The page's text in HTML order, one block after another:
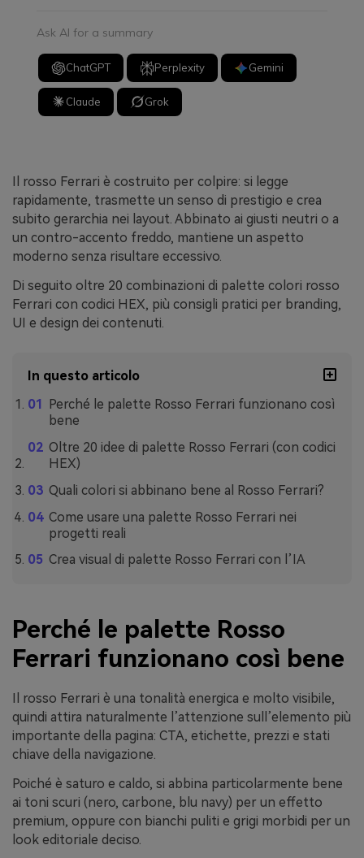
Ask AI for a summary
ChatGPT Perplexity Gemini
Claude Grok
Il rosso Ferrari è costruito per colpire: si legge
rapidamente, trasmette un senso di prestigio e crea
subito gerarchia nei layout. Abbinato ai giusti neutri o a
un contro-accento freddo, mantiene un aspetto
moderno senza risultare eccessivo.
Di seguito oltre 20 combinazioni di palette colori rosso
Ferrari con codici HEX, più consigli pratici per branding,
UI e design dei contenuti.
In questo articolo
Perché le palette Rosso Ferrari funzionano così
bene
Oltre 20 idee di palette Rosso Ferrari (con codici
HEX)
Quali colori si abbinano bene al Rosso Ferrari?
Come usare una palette Rosso Ferrari nei
progetti reali
Crea visual di palette Rosso Ferrari con l’IA
Perché le palette Rosso
Ferrari funzionano così bene
Il rosso Ferrari è una tonalità energica e molto visibile,
quindi attira naturalmente l’attenzione sull’elemento più
importante della pagina: CTA, etichette, prezzi e stati
chiave della navigazione.
Poiché è saturo e caldo, si abbina particolarmente bene
ai toni scuri (nero, carbone, blu navy) per un effetto
premium, oppure con bianchi puliti e grigi morbidi per un
look editoriale deciso.